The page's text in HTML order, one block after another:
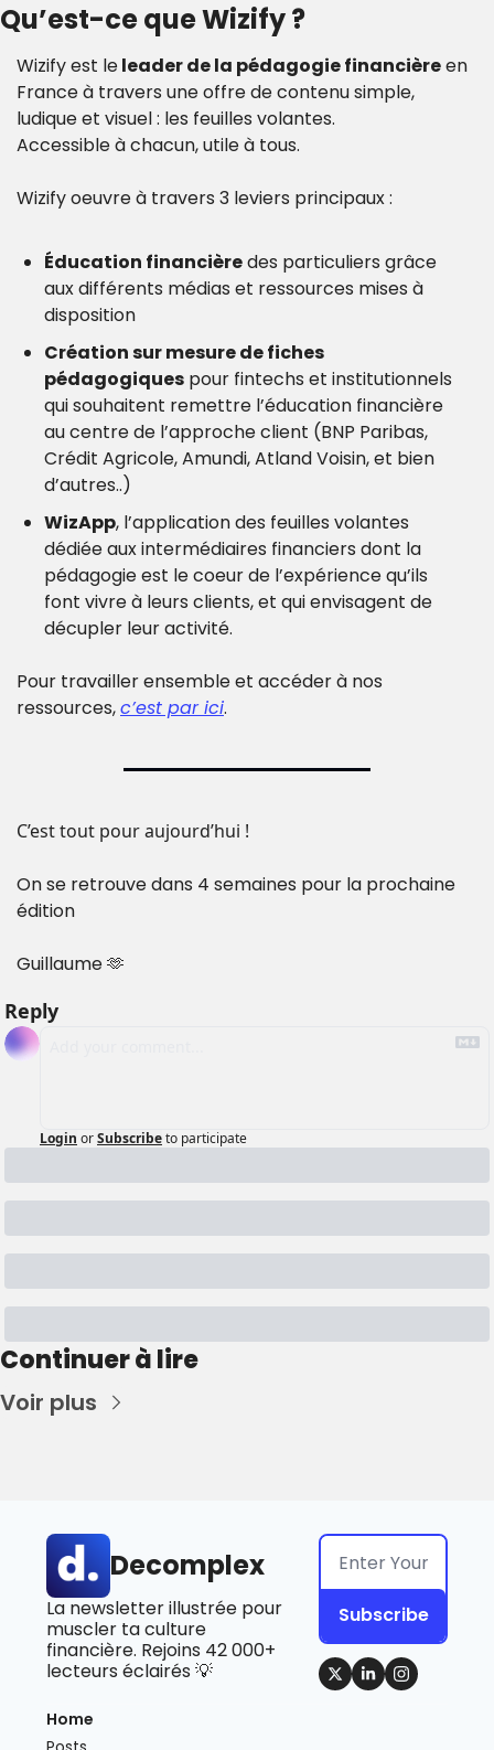
Qu’est-ce que Wizify ?
Wizify est le leader de la pédagogie financière en
France à travers une offre de contenu simple,
ludique et visuel : les feuilles volantes.
Accessible à chacun, utile à tous.
Wizify oeuvre à travers 3 leviers principaux :
Éducation financière des particuliers grâce
aux différents médias et ressources mises à
disposition
Création sur mesure de fiches
pédagogiques pour fintechs et institutionnels
qui souhaitent remettre l’éducation financière
au centre de l’approche client (BNP Paribas,
Crédit Agricole, Amundi, Atland Voisin, et bien
d’autres..)
WizApp, l’application des feuilles volantes
dédiée aux intermédiaires financiers dont la
pédagogie est le coeur de l’expérience qu’ils
font vivre à leurs clients, et qui envisagent de
décupler leur activité.
Pour travailler ensemble et accéder à nos
ressources, c’est par ici.
C’est tout pour aujourd’hui !
On se retrouve dans 4 semaines pour la prochaine
édition
Guillaume 🫶
Reply
Login orSubscribeto participate
Continuer à lire
Voir plus
Decomplex
La newsletter illustrée pour
muscler ta culture
financière. Rejoins 42 000+
lecteurs éclairés 💡
Subscribe
Home